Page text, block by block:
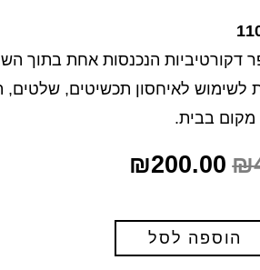
דקורטיביות הנכנסות אחת בתוך
לשימוש לאיחסון תכשיטים,
מקום בבית.
₪
₪200.00
הוספה לסל